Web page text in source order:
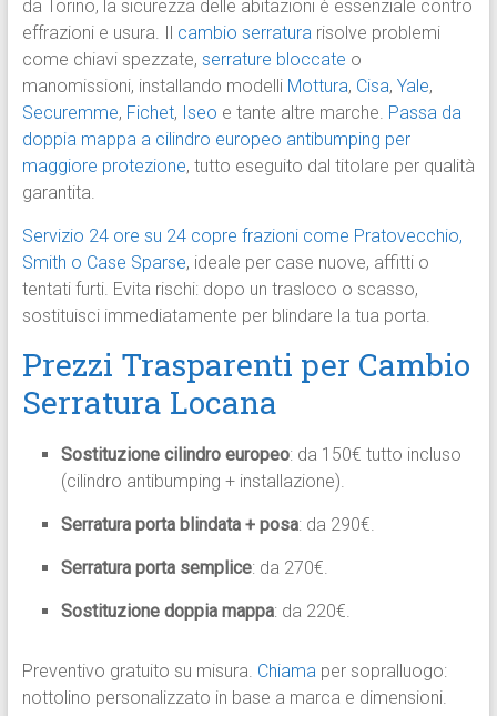
da Torino, la sicurezza delle abitazioni è essenziale contro
effrazioni e usura. Il cambio serraturarisolve problemi
come chiavi spezzate, serrature bloccate o
manomissioni, installando modelli Mottura, Cisa, Yale,
Securemme, Fichet, Iseo e tante altre marche. Passa da
doppia mappa a cilindro europeo antibumping per
maggiore protezione, tutto eseguito dal titolare per qualità
garantita.
Servizio 24 ore su 24 copre frazioni come Pratovecchio,
Smith o Case Sparse, ideale per case nuove, affitti o
tentati furti. Evita rischi: dopo un trasloco o scasso,
sostituisci immediatamente per blindare la tua porta.
Prezzi Trasparenti per Cambio
Serratura Locana
Sostituzione cilindro europeo: da 150€ tutto incluso
(cilindro antibumping + installazione).
Serratura porta blindata + posa: da 290€.
Serratura porta semplice: da 270€.
Sostituzione doppia mappa: da 220€.
Preventivo gratuito su misura. Chiamaper sopralluogo:
nottolino personalizzato in base a marca e dimensioni.